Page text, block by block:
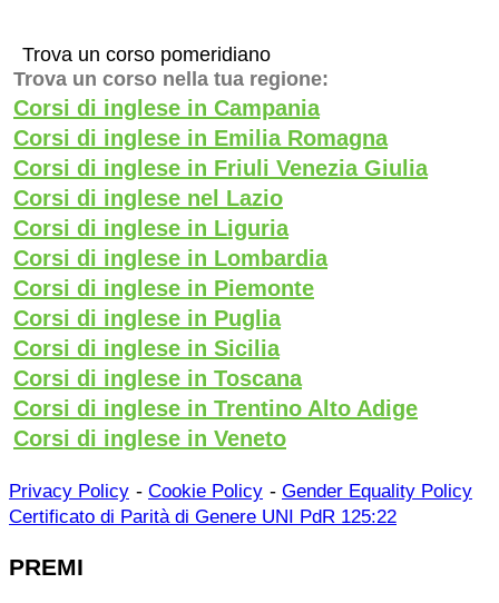
Trova un corso pomeridiano
Trova un corso nella tua regione:
Corsi di inglese in Campania
Corsi di inglese in Emilia Romagna
Corsi di inglese in Friuli Venezia Giulia
Corsi di inglese nel Lazio
Corsi di inglese in Liguria
Corsi di inglese in Lombardia
Corsi di inglese in Piemonte
Corsi di inglese in Puglia
Corsi di inglese in Sicilia
Corsi di inglese in Toscana
Corsi di inglese in Trentino Alto Adige
Corsi di inglese in Veneto
Privacy Policy - Cookie Policy - Gender Equality Policy
Certificato di Parità di Genere UNI PdR 125:22
PREMI